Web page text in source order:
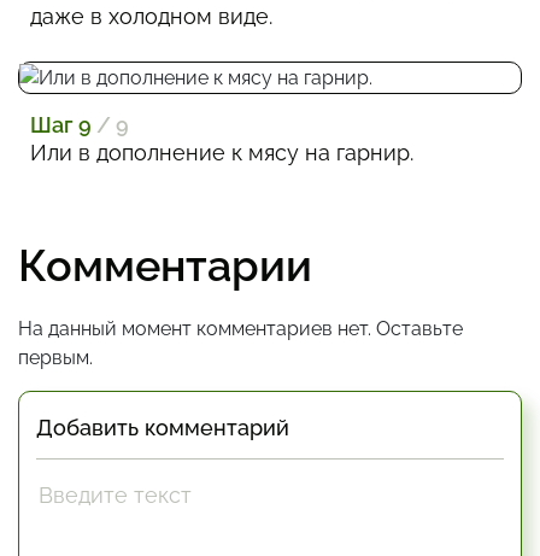
даже в холодном виде.
Шаг 9 / 9
Или в дополнение к мясу на гарнир.
Комментарии
На данный момент комментариев нет. Оставьте
первым.
Добавить комментарий